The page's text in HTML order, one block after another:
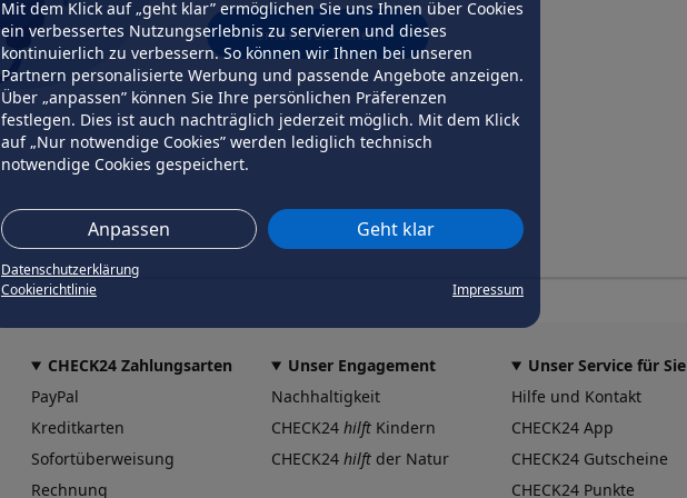
Mit dem Klick auf „geht klar” ermöglichen Sie uns Ihnen über Cookies
ein verbessertes Nutzungserlebnis zu servieren und dieses
kontinuierlich zu verbessern. So können wir Ihnen bei unseren
Partnern personalisierte Werbung und passende Angebote anzeigen.
Über „anpassen” können Sie Ihre persönlichen Präferenzen
festlegen. Dies ist auch nachträglich jederzeit möglich. Mit dem Klick
auf „Nur notwendige Cookies” werden lediglich technisch
notwendige Cookies gespeichert.
Anpassen Geht klar
Datenschutzerklärung
Cookierichtlinie
Impressum
erneut versuchen
CHECK24 Zahlungsarten
PayPal
Kreditkarten
Sofortüberweisung
Rechnung
Unser Engagement
Nachhaltigkeit
CHECK24 hilft Kindern
CHECK24 hilft der Natur
Unser Service für Sie
Hilfe und Kontakt
CHECK24 App
CHECK24 Gutscheine
CHECK24 Punkte